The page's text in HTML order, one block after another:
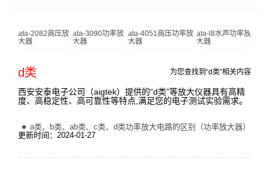
ata-2082高压放
大器
ata-3090功率放
大器
ata-4051高压功率放
大器
ata-l8水声功率放
大器
d类 为您查找到“d类”相关内容
西安安泰电子公司（aigtek）提供的“d类”等放大仪器具有高精
度、高稳定性、高可靠性等特点,满足您的电子测试实验需求。
a类、b类、ab类、c类、d类功率放大电路的区别（功率放大器）
更新时间：2024-01-27